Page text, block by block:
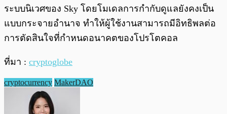
ระบบนิเวศของ Sky โดยโมเดลการกำกับดูแลยังคงเป็น
แบบกระจายอำนาจ ทำให้ผู้ใช้งานสามารถมีอิทธิพลต่อ
การตัดสินใจที่กำหนดอนาคตของโปรโตคอล
ที่มา : cryptoglobe
cryptocurrency MakerDAO